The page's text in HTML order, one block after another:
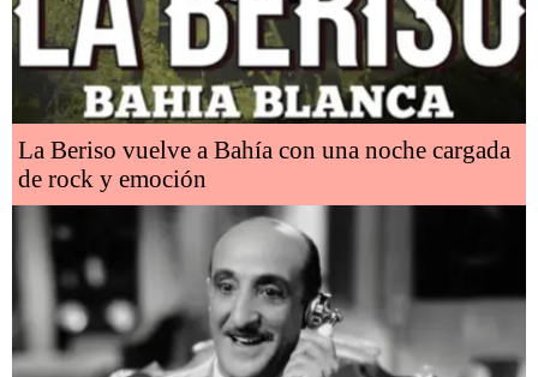
La Beriso vuelve a Bahía con una noche cargada
de rock y emoción